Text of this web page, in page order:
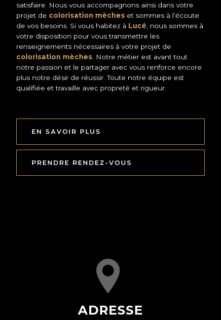
satisfaire. Nous vous accompagnons ainsi dans votre
projet de colorisation mèches et sommes à l’écoute
de vos besoins. Si vous habitez à Lucé , nous sommes à
votre disposition pour vous transmettre les
renseignements nécessaires à votre projet de
colorisation mèches . Notre métier est avant tout
notre passion et le partager avec vous renforce encore
plus notre désir de réussir. Toute notre équipe est
qualifiée et travaille avec propreté et rigueur.
EN SAVOIR PLUS
PRENDRE RENDEZ-VOUS
ADRESSE